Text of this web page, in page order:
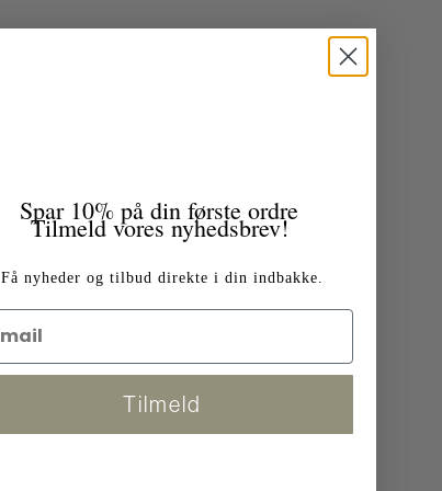
Spar 10% på din første ordre
Tilmeld vores nyhedsbrev!
Få nyheder og tilbud direkte i din indbakke.
Tilmeld